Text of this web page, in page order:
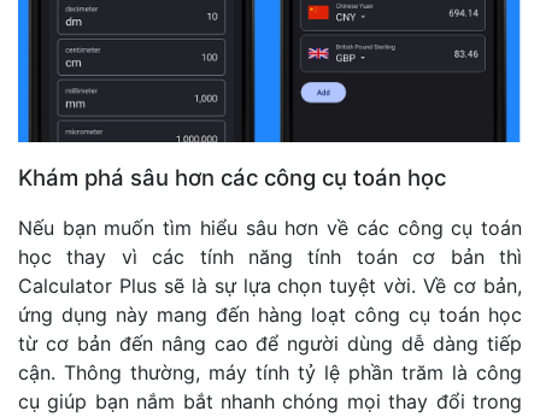
Khám phá sâu hơn các công cụ toán học
Nếu bạn muốn tìm hiểu sâu hơn về các công cụ toán
học thay vì các tính năng tính toán cơ bản thì
Calculator Plus sẽ là sự lựa chọn tuyệt vời. Về cơ bản,
ứng dụng này mang đến hàng loạt công cụ toán học
từ cơ bản đến nâng cao để người dùng dễ dàng tiếp
cận. Thông thường, máy tính tỷ lệ phần trăm là công
cụ giúp bạn nắm bắt nhanh chóng mọi thay đổi trong